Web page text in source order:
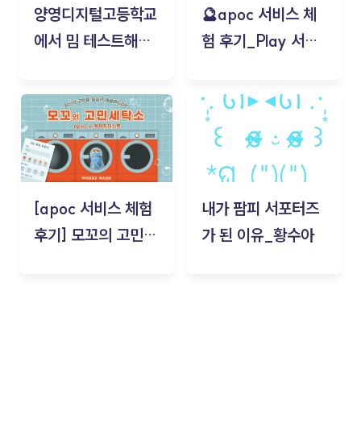
양영디지털고등학교
에서 밈 테스트해보
🔮apoc 서비스 체
험 후기_Play 서비
김태현
[apoc 서비스 체험
후기] 모꼬의 고민세
내가 팜피 서포터즈
가 된 이유_황수아